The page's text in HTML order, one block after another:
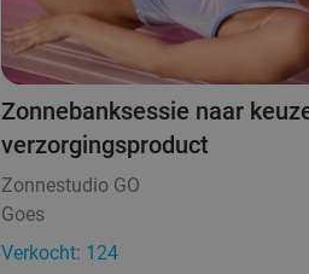
Zonnebanksessie naar
verzorgingsproduct
Zonnestudio GO
Goes
Verkocht: 124